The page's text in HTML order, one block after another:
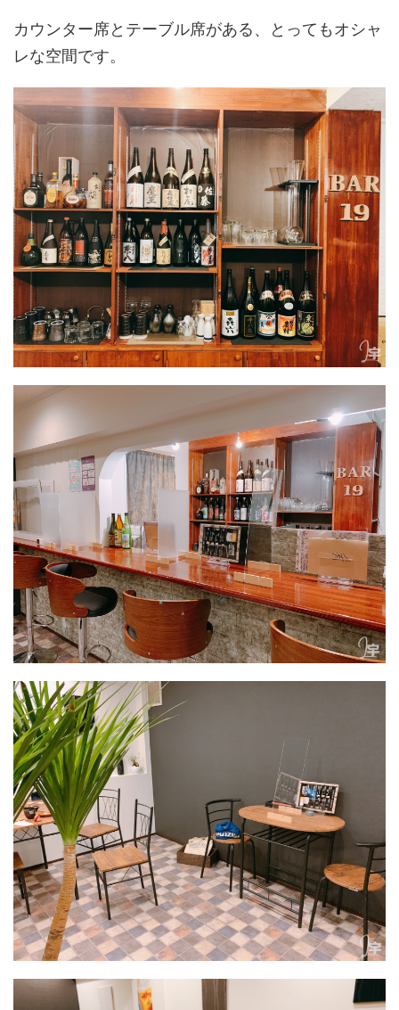
カウンター席とテーブル席がある、とってもオシャ
レな空間です。